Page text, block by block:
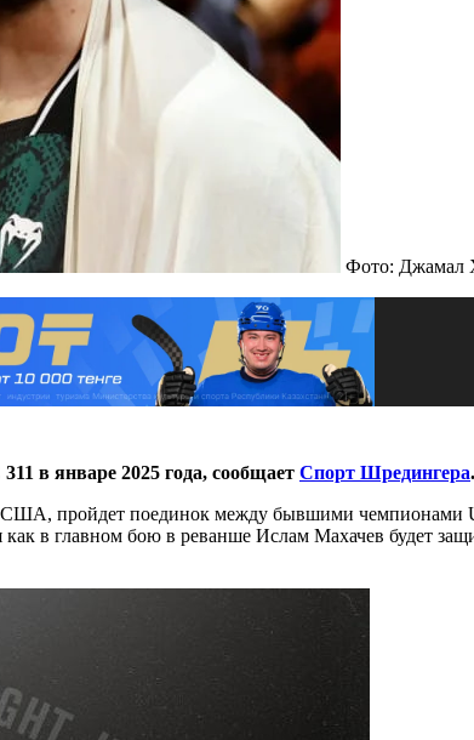
Фото: Джамал
в январе 2025 года, сообщает Спорт Шредингера.
США, пройдет поединок между бывшими чемпионами
в главном бою в реванше Ислам Махачев будет